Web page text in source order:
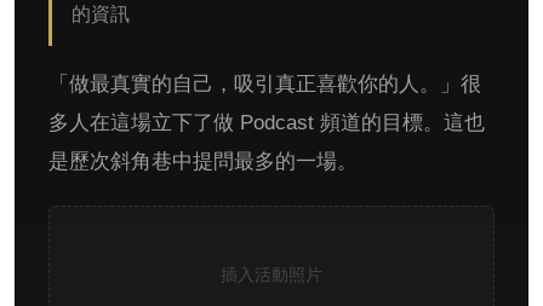
的資訊
「做最真實的自己，吸引真正喜歡你的人。」很
多人在這場立下了做 Podcast 頻道的目標。這也
是歷次斜角巷中提問最多的一場。
插入活動照片